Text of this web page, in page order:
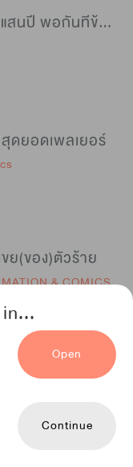
Open
Continue
ติดวันเดิมมาแสนปี พอกันทีข้าขอเทพ
ดยอดเพลเยอร์
ย(ของ)ตัวร้าย
& COMICS
เกิดใหม่เป็นลูกเทพ พลังเมพอย่าบอกใคร